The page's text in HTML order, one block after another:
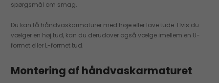
spørgsmål om smag.
Du kan få håndvaskarmaturer med høje eller lave tude. Hvis du
vælger en høj tud, kan du derudover også vælge imellem en U-
formet eller L-formet tud.
Montering af håndvaskarmaturet